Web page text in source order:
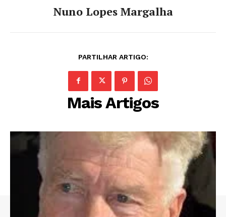
Nuno Lopes Margalha
PARTILHAR ARTIGO:
Mais Artigos